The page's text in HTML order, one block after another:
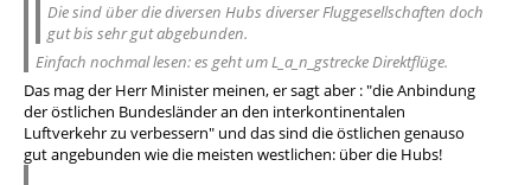
Die sind über die diversen Hubs diverser Fluggesellschaften doch
gut bis sehr gut abgebunden.
Einfach nochmal lesen: es geht um L_a_n_gstrecke Direktflüge.
Das mag der Herr Minister meinen, er sagt aber : "die Anbindung
der östlichen Bundesländer an den interkontinentalen
Luftverkehr zu verbessern" und das sind die östlichen genauso
gut angebunden wie die meisten westlichen: über die Hubs!